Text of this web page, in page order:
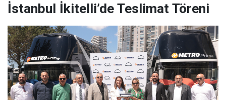
İstanbul İkitelli’de Teslimat Töreni